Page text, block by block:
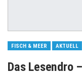
FISCH & MEER AKTUELL
Das Lesendro